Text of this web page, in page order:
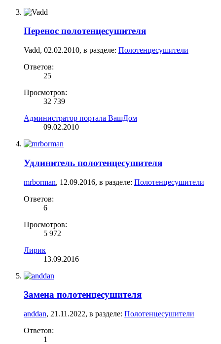
Перенос полотенцесушителя
Vadd, 02.02.2010, в разделе: Полотенцесушители
Ответов:
25
Просмотров:
32 739
Администратор портала ВашДом
09.02.2010
Удлинитель полотенцесушителя
mrborman, 12.09.2016, в разделе: Полотенцесушители
Ответов:
6
Просмотров:
5 972
Лирик
13.09.2016
Замена полотенцесушителя
anddan, 21.11.2022, в разделе: Полотенцесушители
Ответов:
1